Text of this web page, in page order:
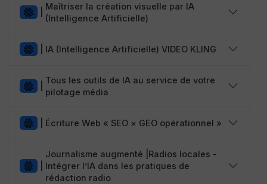
Maîtriser la création visuelle par IA
(Intelligence Artificielle)
IA (Intelligence Artificielle) VIDEO KLING
Tous les outils de IA au service de votre
pilotage média
Écriture Web « SEO × GEO opérationnel »
Journalisme augmenté |Radios locales -
Intégrer l’IA dans les pratiques de
rédaction radio